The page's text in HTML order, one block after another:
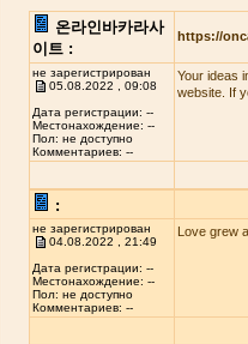
온라인바카라사
이트 :
https://
не зарегистрирован
05.08.2022 , 09:08
Дата регистрации: --
Местонахождение: --
Пол: не доступно
Комментариев: --
Your ideas
website. If
:
не зарегистрирован
04.08.2022 , 21:49
Дата регистрации: --
Местонахождение: --
Пол: не доступно
Комментариев: --
Love grew